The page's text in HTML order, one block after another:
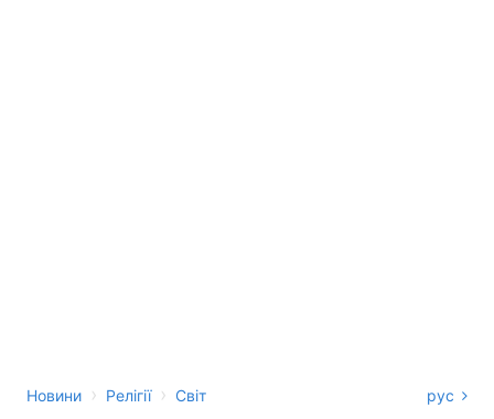
Новини › Релігії › Світ рус